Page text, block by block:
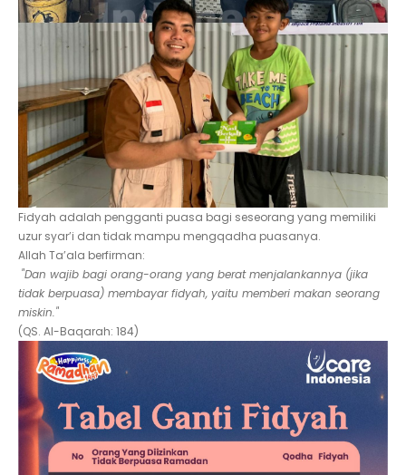
Fidyah adalah pengganti puasa bagi seseorang yang memiliki
uzur syar’i dan tidak mampu mengqadha puasanya.
Allah Ta’ala berfirman:
"Dan wajib bagi orang-orang yang berat menjalankannya (jika
tidak berpuasa) membayar fidyah, yaitu memberi makan seorang
miskin."
(QS. Al-Baqarah: 184)